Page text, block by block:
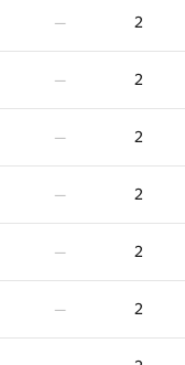
— 2
— 2
— 2
— 2
— 2
— 2